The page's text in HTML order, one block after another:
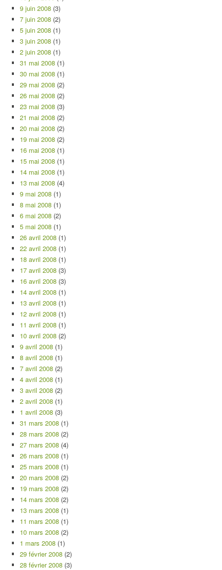
9 juin 2008 (3)
7 juin 2008 (2)
5 juin 2008 (1)
3 juin 2008 (1)
2 juin 2008 (1)
31 mai 2008 (1)
30 mai 2008 (1)
29 mai 2008 (2)
26 mai 2008 (2)
23 mai 2008 (3)
21 mai 2008 (2)
20 mai 2008 (2)
19 mai 2008 (2)
16 mai 2008 (1)
15 mai 2008 (1)
14 mai 2008 (1)
13 mai 2008 (4)
9 mai 2008 (1)
8 mai 2008 (1)
6 mai 2008 (2)
5 mai 2008 (1)
26 avril 2008 (1)
22 avril 2008 (1)
18 avril 2008 (1)
17 avril 2008 (3)
16 avril 2008 (3)
14 avril 2008 (1)
13 avril 2008 (1)
12 avril 2008 (1)
11 avril 2008 (1)
10 avril 2008 (2)
9 avril 2008 (1)
8 avril 2008 (1)
7 avril 2008 (2)
4 avril 2008 (1)
3 avril 2008 (2)
2 avril 2008 (1)
1 avril 2008 (3)
31 mars 2008 (1)
28 mars 2008 (2)
27 mars 2008 (4)
26 mars 2008 (1)
25 mars 2008 (1)
20 mars 2008 (2)
19 mars 2008 (2)
14 mars 2008 (2)
13 mars 2008 (1)
11 mars 2008 (1)
10 mars 2008 (2)
1 mars 2008 (1)
29 février 2008 (2)
28 février 2008 (3)